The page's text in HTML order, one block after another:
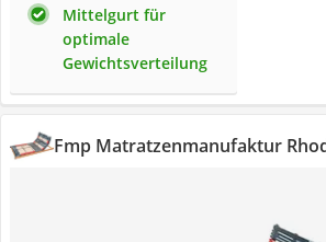
Mittelgurt für
optimale
Gewichtsverteilung
Fmp Matratzenmanufaktur